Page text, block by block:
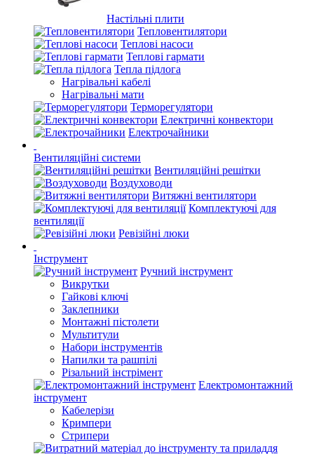
Настільні плити
Тепловентилятори
Теплові насоси
Теплові гармати
Тепла підлога
Нагрівальні кабелі
Нагрівальні мати
Терморегулятори
Електричні конвектори
Електрочайники
Вентиляційні системи
Вентиляційні решітки
Воздуховоди
Витяжні вентилятори
Комплектуючі для
вентиляції
Ревізійні люки
Інструмент
Ручний інструмент
Викрутки
Гайкові ключі
Заклепники
Монтажні пістолети
Мультитули
Набори інструментів
Напилки та рашпілі
Різальний інстрімент
Електромонтажний
інструмент
Кабелерізи
Кримпери
Стрипери